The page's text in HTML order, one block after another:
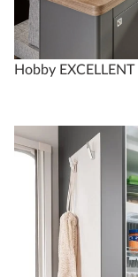
Hobby EXCELLENT